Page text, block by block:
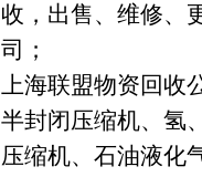
收，出售、维修、
司；
上海联盟物资回
半封闭压缩机、氢
压缩机、石油液化